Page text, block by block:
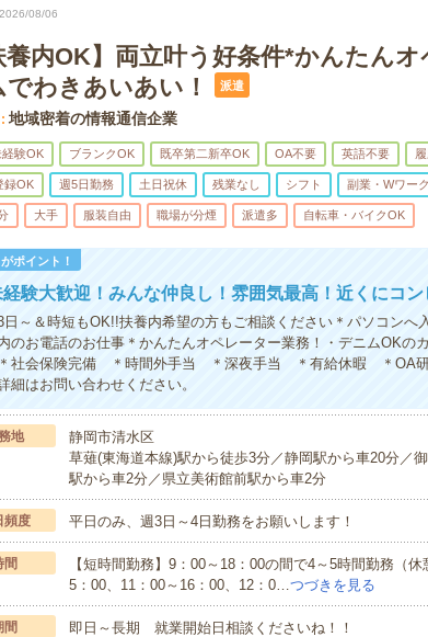
2026/08/06
養内OK】両立叶う好条件*かんたん
でわきあいあい！
派遣
地域密着の情報通信企業
験OK ブランクOK 既卒第二新卒OK OA不要 英語不要
録OK 週5日勤務 土日祝休 残業なし シフト 副業・Wワー
大手 服装自由 職場が分煙 派遣多 自転車・バイクOK
ポイント！
経験大歓迎！みんな仲良し！雰囲気最高！近くにコ
日～＆時短もOK!!扶養内希望の方もご相談ください＊パソコンへ
のお電話のお仕事＊かんたんオペレーター業務！・デニムOKの
社会保険完備 ＊時間外手当 ＊深夜手当 ＊有給休暇 ＊OA
細はお問い合わせください。
地
静岡市清水区
草薙(東海道本線)駅から徒歩3分／静岡駅から車20分／
駅から車2分／県立美術館前駅から車2分
頻度 平日のみ、週3日～4日勤務をお願いします！
間
【短時間勤務】9：00～18：00の間で4～5時間勤務（
5：00、11：00～16：00、12：0…つづきを見る
間 即日～長期 就業開始日相談くださいね！！